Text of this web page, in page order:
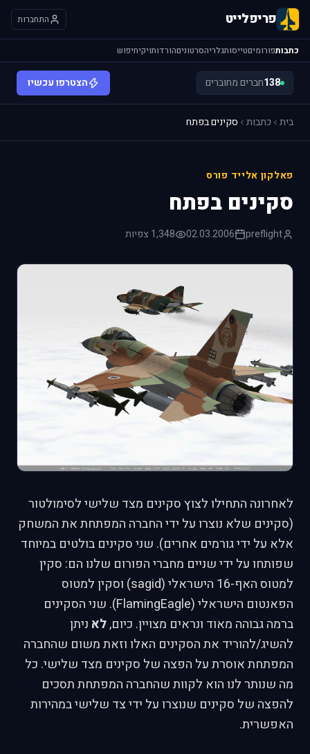
פריפלייט התחברות
כתבותפורומיםטייסותגלריהסרטוניםהורדותויקיחיפוש
138חברים מחוברים הצטרפו עכשיו
בית כתבות סקינים בפתח
פאלקון אלייד פורס
סקינים בפתח
preflight
02.03.2006 1,348 צפיות
לאחרונה התחילו לצוץ סקינים מצד שלישי לסימולטור
(סקינים שלא נוצרו על ידי החברה המפתחת את המשחק
אלא על ידי גורמים אחרים). שני סקינים בולטים במיוחד
שפותחו על ידי שניים מחברי הפורום שלנו הם: סקין
למטוס האף-16 הישראלי (sagid) וסקין למטוס
הפאנטום הישראלי (FlamingEagle). שני הסקינים
ברמה גבוהה מאוד ונראים מצויין. כיום,לאניתן
להשיג/להוריד את הסקינים האלו וזאת משום שהחברה
המפתחת אוסרת על הפצה של סקינים מצד שלישי. כל
מה שנותר לנו הוא לקוות שהחברה המפתחת תסכים
להפצה של סקינים שנוצרו על ידי צד שלישי במהירות
האפשרית.